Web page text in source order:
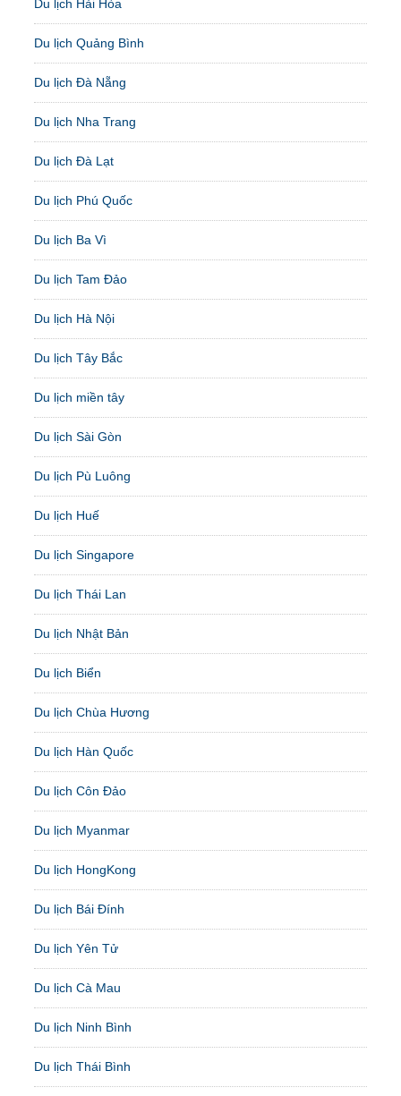
Du lịch Hải Hòa
Du lịch Quảng Bình
Du lịch Đà Nẵng
Du lịch Nha Trang
Du lịch Đà Lạt
Du lịch Phú Quốc
Du lịch Ba Vì
Du lịch Tam Đảo
Du lịch Hà Nội
Du lịch Tây Bắc
Du lịch miền tây
Du lịch Sài Gòn
Du lịch Pù Luông
Du lịch Huế
Du lịch Singapore
Du lịch Thái Lan
Du lịch Nhật Bản
Du lịch Biển
Du lịch Chùa Hương
Du lịch Hàn Quốc
Du lịch Côn Đảo
Du lịch Myanmar
Du lịch HongKong
Du lịch Bái Đính
Du lịch Yên Tử
Du lịch Cà Mau
Du lịch Ninh Bình
Du lịch Thái Bình